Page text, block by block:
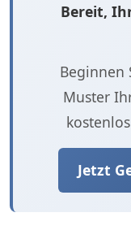
Bereit,
Beginnen
Muster
Jetzt